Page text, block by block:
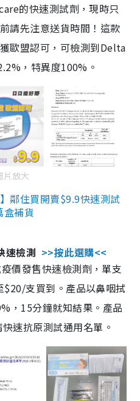
的快速測試劑，現時只
請先注意送貨時間！這款
歐盟認可，可檢測到Delta
，特異度100%。
片放大
鄰住買開賣$9.9快速測試
盒補貨
速檢測 >>按此選購<<
價發售快速檢測劑，單支
支買到。產品以鼻咽拭
，15分鐘就知結果。產品
速抗原測試通用名單。